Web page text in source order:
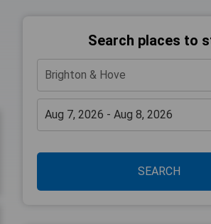
Search places to
SEARCH